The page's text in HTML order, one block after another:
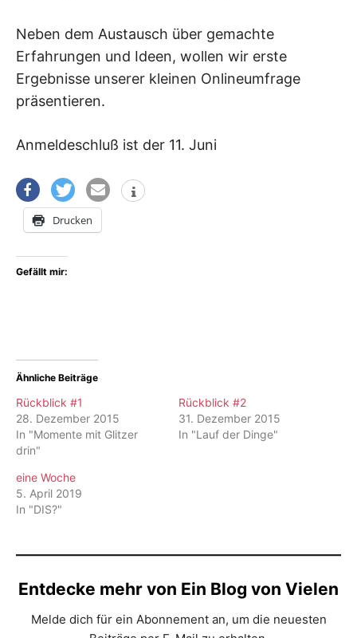
Neben dem Austausch über gemachte
Erfahrungen und Ideen, wollen wir erste
Ergebnisse unserer kleinen Onlineumfrage
präsentieren.
Anmeldeschluß ist der 11. Juni
Drucken
Gefällt mir:
Ähnliche Beiträge
Rückblick #1
28. Dezember 2015
In "Momente mit Glitzer
drin"
Rückblick #2
31. Dezember 2015
In "Lauf der Dinge"
eine Woche
5. April 2019
In "DIS?"
Entdecke mehr von Ein Blog von Vielen
Melde dich für ein Abonnement an, um die neuesten